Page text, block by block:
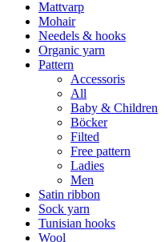
Mattvarp
Mohair
Needels & hooks
Organic yarn
Pattern
Accessoris
All
Baby & Children
Böcker
Filted
Free pattern
Ladies
Men
Satin ribbon
Sock yarn
Tunisian hooks
Wool